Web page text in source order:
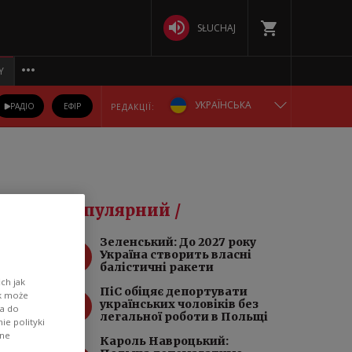
SŁUCHAJ
РАДІО ЕФІР РЕДАКЦІЇ: УКРАЇНСЬКА
БЕЛАРУСКАЯ
DEUTSCH
Популярний /
Зеленський: До 2027 року
Україна створить власні
балістичні ракети
ПіC обіцяє депортувати
українських чоловіків без
легальної роботи в Польщі
Кароль Навроцький:
jak
może
do
polityki